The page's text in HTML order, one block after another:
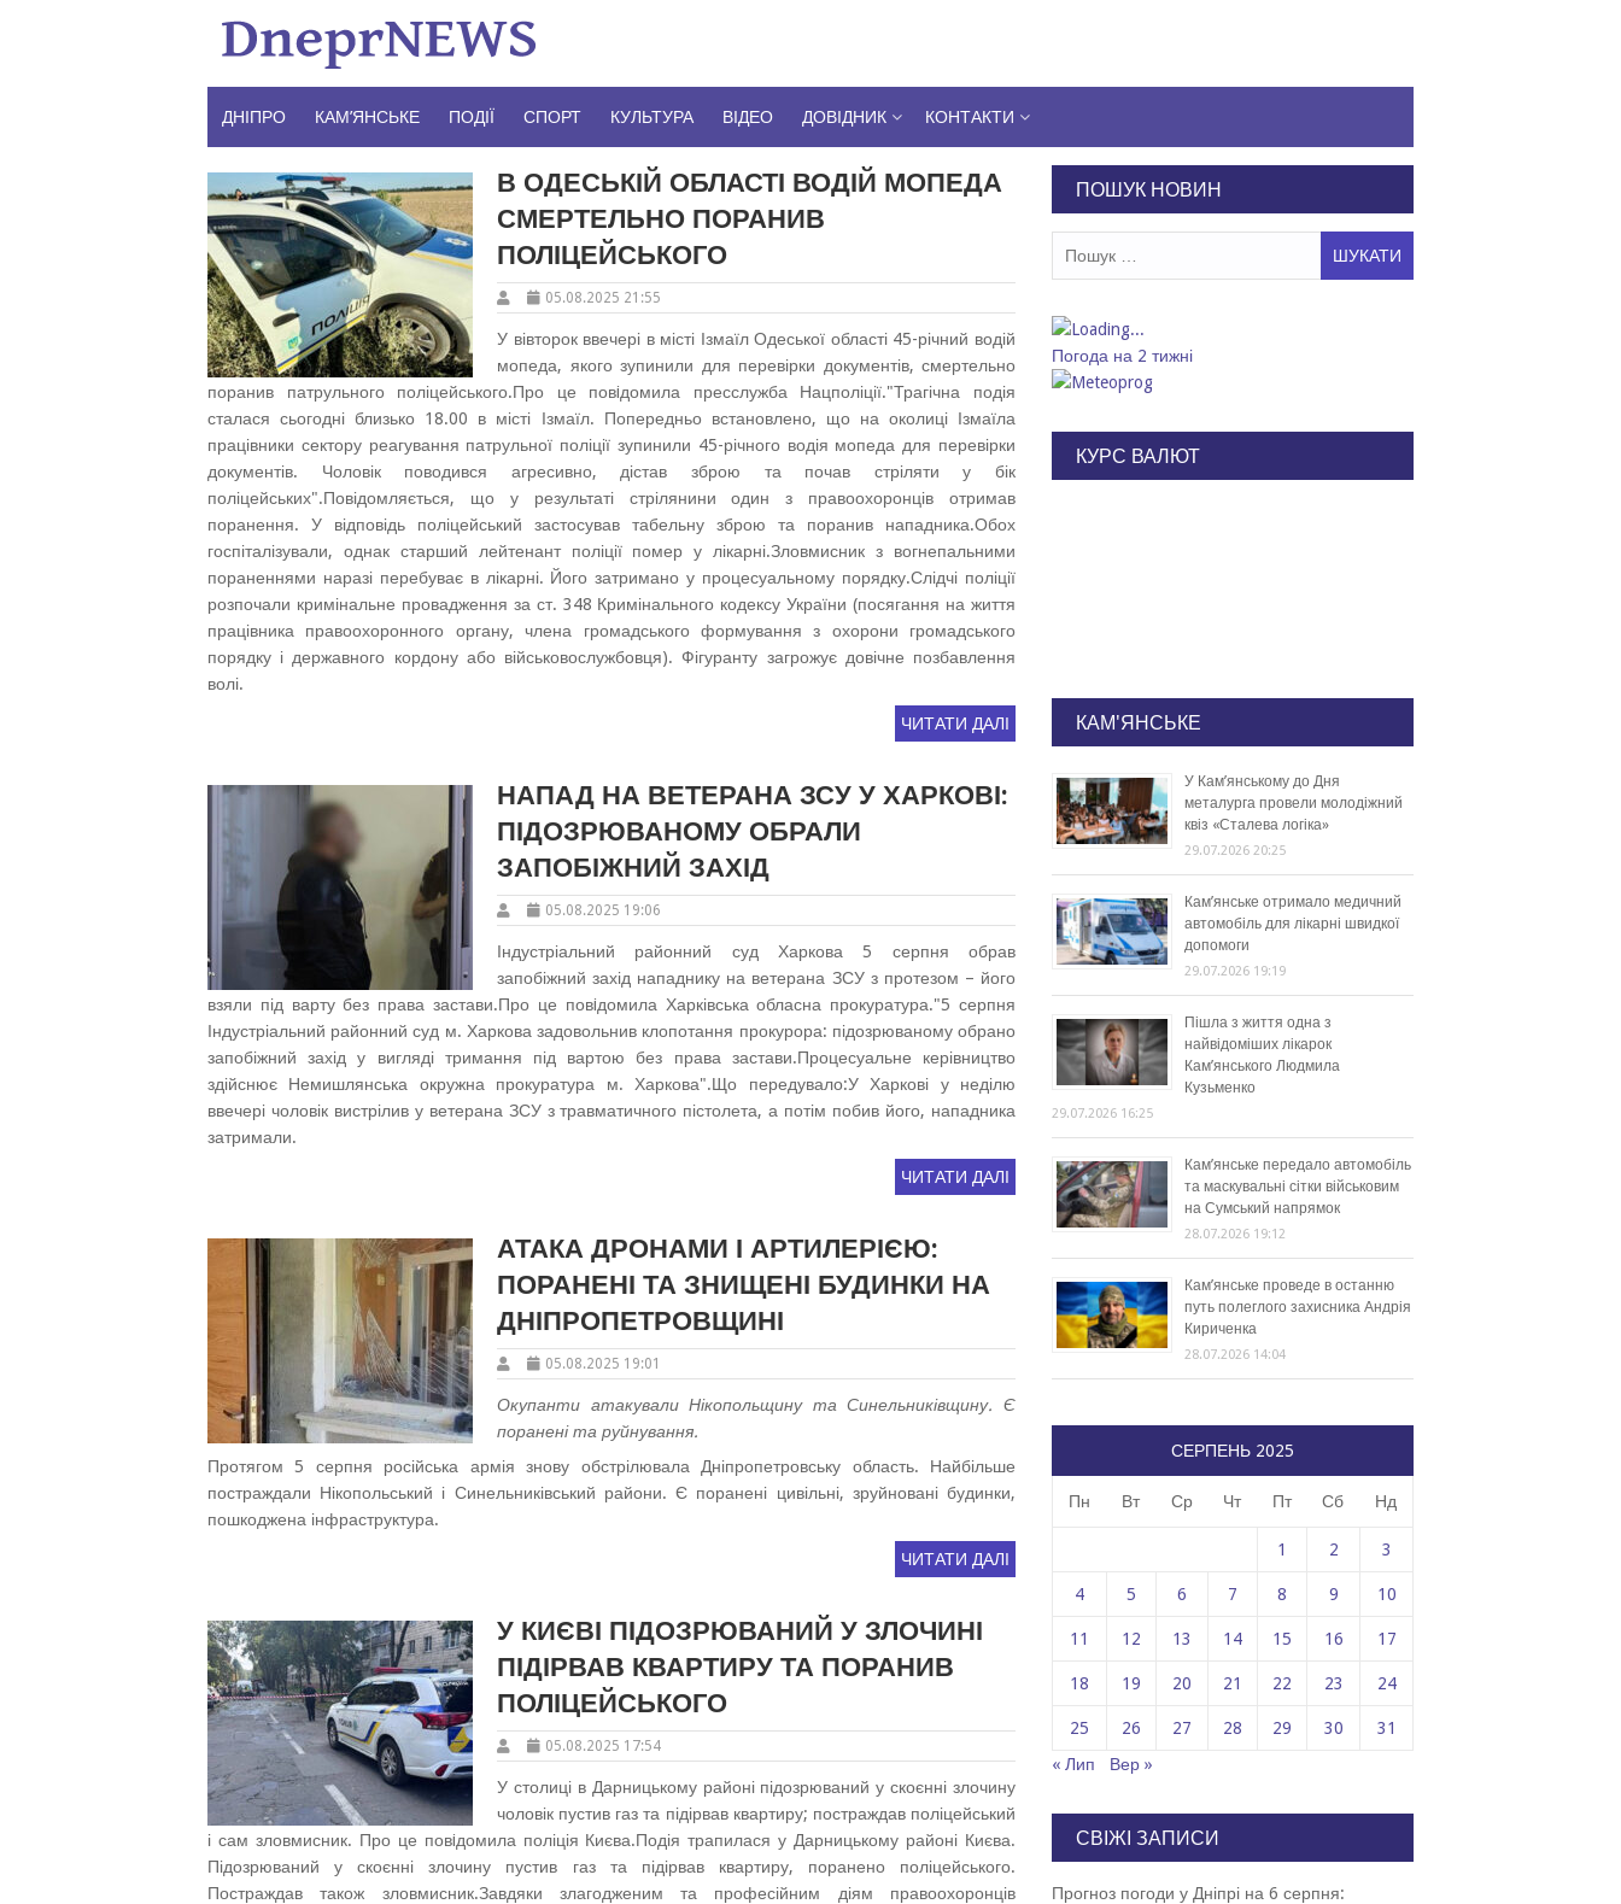
ДНІПРО КАМ’ЯНСЬКЕ ПОДІЇ СПОРТ КУЛЬТУРА ВІДЕО ДОВІДНИК КОНТАКТИ
В ОДЕСЬКІЙ ОБЛАСТІ ВОДІЙ МОПЕДА
СМЕРТЕЛЬНО ПОРАНИВ
ПОЛІЦЕЙСЬКОГО
05.08.2025 21:55
У вівторок ввечері в місті Ізмаїл Одеської області 45-річний водій
мопеда, якого зупинили для перевірки документів, смертельно
поранив патрульного поліцейського.Про це повiдомила пресслужба Нацполіції."Трагічна подія
сталася сьогодні близько 18.00 в місті Ізмаїл. Попередньо встановлено, що на околиці Ізмаїла
працівники сектору реагування патрульної поліції зупинили 45-річного водія мопеда для перевірки
документів. Чоловік поводився агресивно, дістав зброю та почав стріляти у бік
поліцейських".Повідомляється, що у результаті стрілянини один з правоохоронців отримав
поранення. У відповідь поліцейський застосував табельну зброю та поранив нападника.Обох
госпіталізували, однак старший лейтенант поліції помер у лікарні.Зловмисник з вогнепальними
пораненнями наразі перебуває в лікарні. Його затримано у процесуальному порядку.Слідчі поліції
розпочали кримінальне провадження за ст. 348 Кримінального кодексу України (посягання на життя
працівника правоохоронного органу, члена громадського формування з охорони громадського
порядку і державного кордону або військовослужбовця). Фігуранту загрожує довічне позбавлення
волі.
ЧИТАТИ ДАЛІ
НАПАД НА ВЕТЕРАНА ЗСУ У ХАРКОВІ:
ПІДОЗРЮВАНОМУ ОБРАЛИ
ЗАПОБІЖНИЙ ЗАХІД
05.08.2025 19:06
Індустріальний районний суд Харкова 5 серпня обрав
запобіжний захід нападнику на ветерана ЗСУ з протезом – його
взяли під варту без права застави.Про це повiдомила Харківська обласна прокуратура."5 серпня
Індустріальний районний суд м. Харкова задовольнив клопотання прокурора: підозрюваному обрано
запобіжний захід у вигляді тримання під вартою без права застави.Процесуальне керівництво
здійснює Немишлянська окружна прокуратура м. Харкова".Що передувало:У Харкові у неділю
ввечері чоловік вистрілив у ветерана ЗСУ з травматичного пістолета, а потім побив його, нападника
затримали.
ЧИТАТИ ДАЛІ
АТАКА ДРОНАМИ І АРТИЛЕРІЄЮ:
ПОРАНЕНІ ТА ЗНИЩЕНІ БУДИНКИ НА
ДНІПРОПЕТРОВЩИНІ
05.08.2025 19:01
Окупанти атакували Нікопольщину та Синельниківщину. Є
поранені та руйнування.
Протягом 5 серпня російська армія знову обстрілювала Дніпропетровську область. Найбільше
постраждали Нікопольський і Синельниківський райони. Є поранені цивільні, зруйновані будинки,
пошкоджена інфраструктура.
ЧИТАТИ ДАЛІ
У КИЄВІ ПІДОЗРЮВАНИЙ У ЗЛОЧИНІ
ПІДІРВАВ КВАРТИРУ ТА ПОРАНИВ
ПОЛІЦЕЙСЬКОГО
05.08.2025 17:54
У столиці в Дарницькому районі підозрюваний у скоєнні злочину
чоловік пустив газ та підірвав квартиру; постраждав поліцейський
і сам зловмисник. Про це повiдомила поліція Києва.Подія трапилася у Дарницькому районі Києва.
Підозрюваний у скоєнні злочину пустив газ та підірвав квартиру, поранено поліцейського.
Постраждав також зловмисник.Завдяки злагодженим та професійним діям правоохоронців
ПОШУК НОВИН
Погода на 2 тижні
КУРС ВАЛЮТ
КАМ'ЯНСЬКЕ
У Кам’янському до Дня
металурга провели молодіжний
квіз «Сталева логіка»
29.07.2026 20:25
Кам’янське отримало медичний
автомобіль для лікарні швидкої
допомоги
29.07.2026 19:19
Пішла з життя одна з
найвідоміших лікарок
Кам’янського Людмила
Кузьменко
29.07.2026 16:25
Кам’янське передало автомобіль
та маскувальні сітки військовим
на Сумський напрямок
28.07.2026 19:12
Кам’янське проведе в останню
путь полеглого захисника Андрія
Кириченка
28.07.2026 14:04
СЕРПЕНЬ 2025
Пн Вт Ср Чт Пт Сб Нд
1 2 3
4 5 6 7 8 9 10
11 12 13 14 15 16 17
18 19 20 21 22 23 24
25 26 27 28 29 30
31
« Лип
Вер »
СВІЖІ ЗАПИСИ
Прогноз погоди у Дніпрі на 6 серпня: